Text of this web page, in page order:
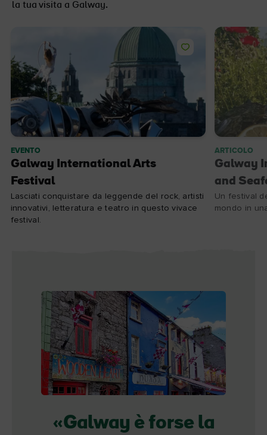
la tua visita a Galway.
EVENTO
Galway International Arts
Festival
Lasciati conquistare da leggende del rock, artisti
innovativi, letteratura e teatro in questo vivace
festival.
ARTICOLO
Galway
and
Un festival
mondo in
Galway è forse la